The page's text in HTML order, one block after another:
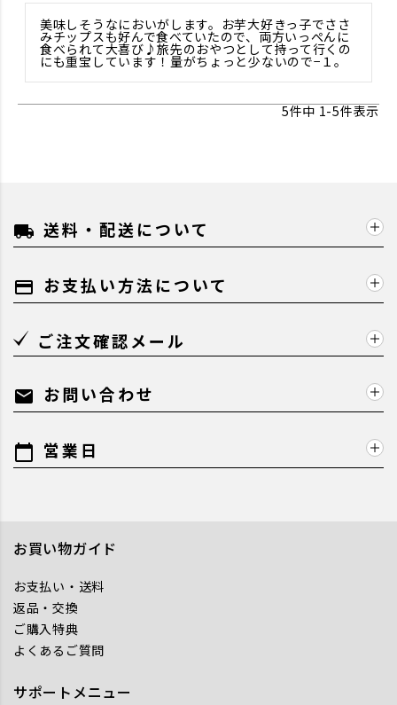
美味しそうなにおいがします。お芋大好きっ子でささ
みチップスも好んで食べていたので、両方いっぺんに
食べられて大喜び♪旅先のおやつとして持って行くの
にも重宝しています！量がちょっと少ないので−１。
5件中 1-5件表示
local_shipping 送料・配送について
payment お支払い方法について
ご注文確認メール
mail お問い合わせ
calendar_today 営業日
お買い物ガイド
お支払い・送料
返品・交換
ご購入特典
よくあるご質問
サポートメニュー